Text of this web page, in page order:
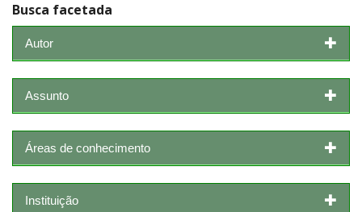
Busca facetada
Autor
Assunto
Áreas de conhecimento
Instituição